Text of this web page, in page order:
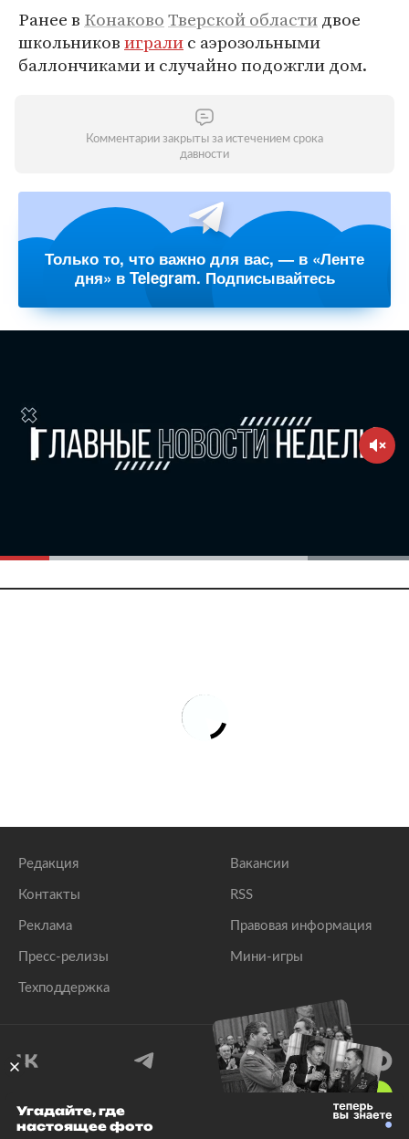
Ранее в КонаковоТверской областидвое
школьниковигралис аэрозольными
баллончиками и случайно подожгли дом.
Комментарии закрыты за истечением срока
давности
Только то, что важно для вас, — в «Ленте
дня» в Telegram. Подписывайтесь
Редакция
Контакты
Реклама
Пресс-релизы
Техподдержка
Вакансии
RSS
Правовая информация
Мини-игры
© 1999–2026 Все права защищены.
Угадайте, где
настоящее фото